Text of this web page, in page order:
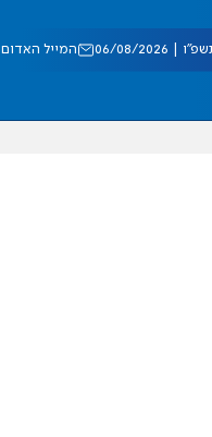
08/2026 המייל האדום